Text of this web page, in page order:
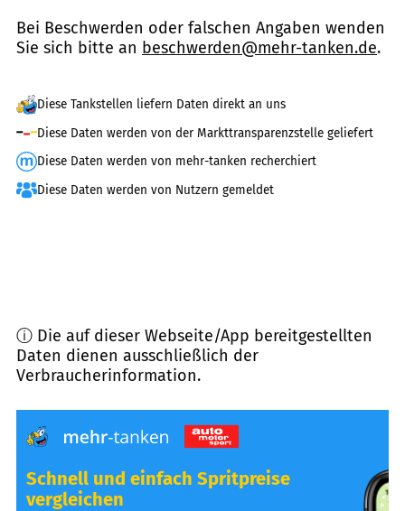
Bei Beschwerden oder falschen Angaben wenden
Sie sich bitte an beschwerden@mehr-tanken.de.
Diese Tankstellen liefern Daten direkt an uns
Diese Daten werden von der Markttransparenzstelle geliefert
Diese Daten werden von mehr-tanken recherchiert
Diese Daten werden von Nutzern gemeldet
ⓘ Die auf dieser Webseite/App bereitgestellten
Daten dienen ausschließlich der
Verbraucherinformation.
Schnell und einfach Spritpreise
vergleichen